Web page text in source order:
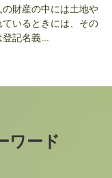
財産の中には土地や
いるときには、その
記名義...
ワード